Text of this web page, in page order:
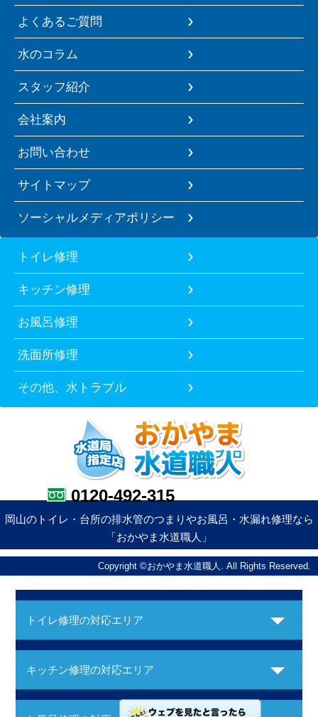
よくあるご質問
水のコラム
スタッフ紹介
会社案内
お問い合わせ
サイトマップ
ソーシャルメディアポリシー
トイレ修理
キッチン修理
お風呂修理
洗面所修理
その他、水トラブル
0120-492-315
岡山のトイレ・台所の排水管のつまりやお風呂・水漏れ修理なら
「おかやま水道職人」
Copyright ©おかやま水道職人. All Rights Reserved.
トイレ修理の対応エリア
キッチン修理の対応エリア